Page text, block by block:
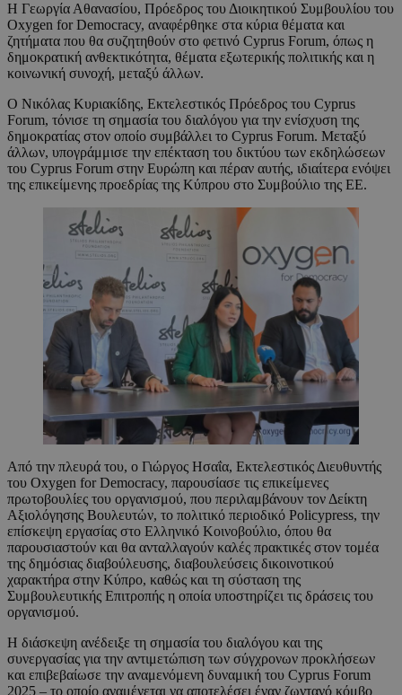
Η Γεωργία Αθανασίου, Πρόεδρος του Διοικητικού Συμβουλίου του
Oxygen for Democracy, αναφέρθηκε στα κύρια θέματα και
ζητήματα που θα συζητηθούν στο φετινό Cyprus Forum, όπως η
δημοκρατική ανθεκτικότητα, θέματα εξωτερικής πολιτικής και η
κοινωνική συνοχή, μεταξύ άλλων.
Ο Νικόλας Κυριακίδης, Εκτελεστικός Πρόεδρος του Cyprus
Forum, τόνισε τη σημασία του διαλόγου για την ενίσχυση της
δημοκρατίας στον οποίο συμβάλλει το Cyprus Forum. Μεταξύ
άλλων, υπογράμμισε την επέκταση του δικτύου των εκδηλώσεων
του Cyprus Forum στην Ευρώπη και πέραν αυτής, ιδιαίτερα ενόψει
της επικείμενης προεδρίας της Κύπρου στο Συμβούλιο της ΕΕ.
Από την πλευρά του, ο Γιώργος Ησαΐα, Εκτελεστικός Διευθυντής
του Oxygen for Democracy, παρουσίασε τις επικείμενες
πρωτοβουλίες του οργανισμού, που περιλαμβάνουν τον Δείκτη
Αξιολόγησης Βουλευτών, το πολιτικό περιοδικό Policypress, την
επίσκεψη εργασίας στο Ελληνικό Κοινοβούλιο, όπου θα
παρουσιαστούν και θα ανταλλαγούν καλές πρακτικές στον τομέα
της δημόσιας διαβούλευσης, διαβουλεύσεις δικοινοτικού
χαρακτήρα στην Κύπρο, καθώς και τη σύσταση της
Συμβουλευτικής Επιτροπής η οποία υποστηρίζει τις δράσεις του
οργανισμού.
Η διάσκεψη ανέδειξε τη σημασία του διαλόγου και της
συνεργασίας για την αντιμετώπιση των σύγχρονων προκλήσεων
και επιβεβαίωσε την αναμενόμενη δυναμική του Cyprus Forum
2025 – το οποίο αναμένεται να αποτελέσει έναν ζωντανό κόμβο